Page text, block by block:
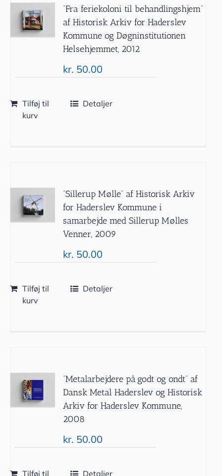
”Fra feriekoloni til behandlingshjem”
af Historisk Arkiv for Haderslev
Kommune og Døgninstitutionen
Helsehjemmet, 2012
kr. 50.00
Tilføj til
kurv
Detaljer
”Sillerup Mølle” af Historisk Arkiv
for Haderslev Kommune i
samarbejde med Sillerup Mølles
Venner, 2009
kr. 50.00
Tilføj til
kurv
Detaljer
”Metalarbejdere på godt og ondt” af
Dansk Metal Haderslev og Historisk
Arkiv for Haderslev Kommune,
2008
kr. 50.00
Tilføj til
Detaljer